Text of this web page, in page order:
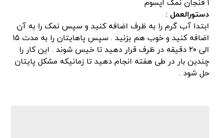
۱ فنجان نمک اپسوم
دستورالعمل :
ابتدا آب گرم را به ظرف اضافه کنید و سپس نمک را به آن
اضافه کنید و خوب هم بزنید . سپس پاهایتان را به مدت ۱۵
الی ۲۰ دقیقه در ظرف قرار دهید تا خیس شوند . این کار را
چندین بار در طی هفته انجام دهید تا زمانیکه مشکل پایتان
حل شود .